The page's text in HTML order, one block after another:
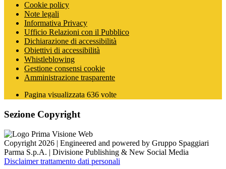
Cookie policy
Note legali
Informativa Privacy
Ufficio Relazioni con il Pubblico
Dichiarazione di accessibilità
Obiettivi di accessibilità
Whistleblowing
Gestione consensi cookie
Amministrazione trasparente
Pagina visualizzata 636 volte
Sezione Copyright
Copyright 2026 | Engineered and powered by Gruppo Spaggiari
Parma S.p.A. | Divisione Publishing & New Social Media
Disclaimer trattamento dati personali